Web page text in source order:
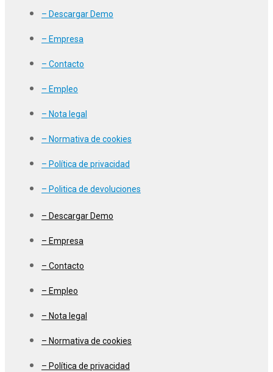
– Descargar Demo
– Empresa
– Contacto
– Empleo
– Nota legal
– Normativa de cookies
– Política de privacidad
– Politica de devoluciones
– Descargar Demo
– Empresa
– Contacto
– Empleo
– Nota legal
– Normativa de cookies
– Política de privacidad